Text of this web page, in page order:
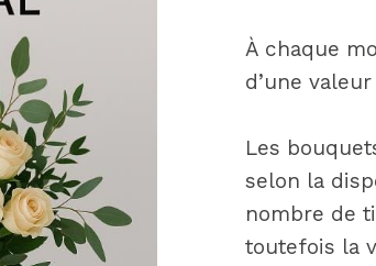
À chaque
d’une
Les
selon la
nombre de
toutefois la